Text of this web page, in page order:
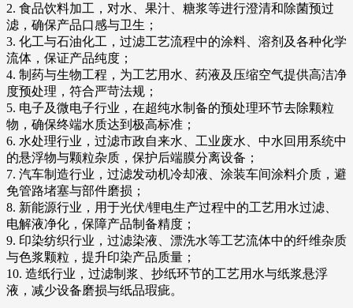
2. 食品饮料加工，对水、果汁、糖浆等进行澄清和除菌预过
滤，确保产品口感与卫生；
3. 化工与石油化工，过滤工艺流程中的涂料、溶剂及各种化学
流体，保证产品纯度；
4. 制药与生物工程，为工艺用水、药液及压缩空气提供高洁净
度预处理，符合严苛法规；
5. 电子及微电子行业，在超纯水制备的预处理环节去除颗粒
物，确保终端水质达到极高标准；
6. 水处理行业，过滤市政自来水、工业废水、中水回用系统中
的悬浮物与颗粒杂质，保护后端膜分离设备；
7. 汽车制造行业，过滤发动机冷却液、涂装车间涂料介质，避
免管路堵塞与部件磨损；
8. 新能源行业，用于光伏/锂电生产过程中的工艺用水过滤、
电解液净化，保障产品制备精度；
9. 印染纺织行业，过滤染液、漂洗水等工艺流体中的纤维杂质
与色浆颗粒，提升印染产品质量；
10. 造纸行业，过滤制浆、抄纸环节的工艺用水与纸浆悬浮
液，减少设备磨损与纸品瑕疵。